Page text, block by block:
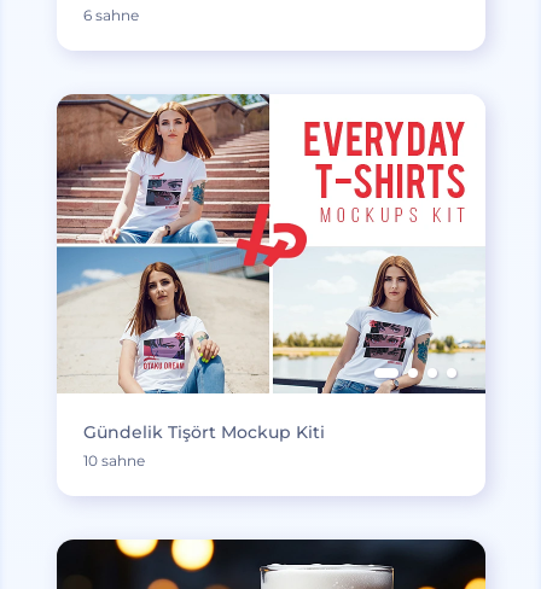
6 sahne
Gündelik Tişört Mockup Kiti
10 sahne